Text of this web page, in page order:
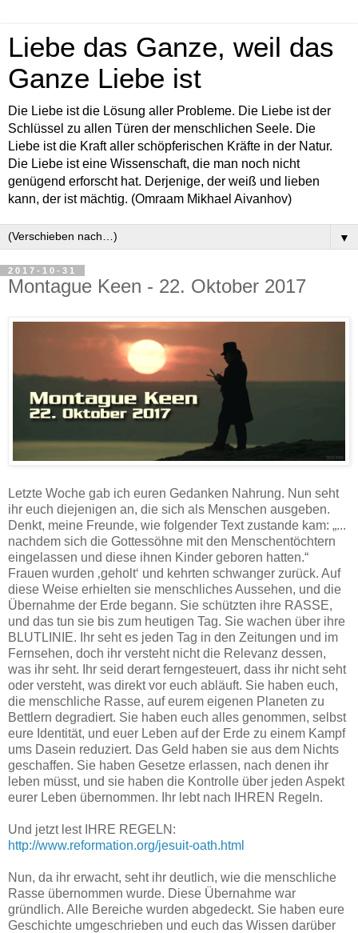
Liebe das Ganze, weil das
Ganze Liebe ist
Die Liebe ist die Lösung aller Probleme. Die Liebe ist der
Schlüssel zu allen Türen der menschlichen Seele. Die
Liebe ist die Kraft aller schöpferischen Kräfte in der Natur.
Die Liebe ist eine Wissenschaft, die man noch nicht
genügend erforscht hat. Derjenige, der weiß und lieben
kann, der ist mächtig. (Omraam Mikhael Aivanhov)
▼
2017-10-31
Montague Keen - 22. Oktober 2017
Letzte Woche gab ich euren Gedanken Nahrung. Nun seht
ihr euch diejenigen an, die sich als Menschen ausgeben.
Denkt, meine Freunde, wie folgender Text zustande kam: „...
nachdem sich die Gottessöhne mit den Menschentöchtern
eingelassen und diese ihnen Kinder geboren hatten.“
Frauen wurden ‚geholt‘ und kehrten schwanger zurück. Auf
diese Weise erhielten sie menschliches Aussehen, und die
Übernahme der Erde begann. Sie schützten ihre RASSE,
und das tun sie bis zum heutigen Tag. Sie wachen über ihre
BLUTLINIE. Ihr seht es jeden Tag in den Zeitungen und im
Fernsehen, doch ihr versteht nicht die Relevanz dessen,
was ihr seht. Ihr seid derart ferngesteuert, dass ihr nicht seht
oder versteht, was direkt vor euch abläuft. Sie haben euch,
die menschliche Rasse, auf eurem eigenen Planeten zu
Bettlern degradiert. Sie haben euch alles genommen, selbst
eure Identität, und euer Leben auf der Erde zu einem Kampf
ums Dasein reduziert. Das Geld haben sie aus dem Nichts
geschaffen. Sie haben Gesetze erlassen, nach denen ihr
leben müsst, und sie haben die Kontrolle über jeden Aspekt
eurer Leben übernommen. Ihr lebt nach IHREN Regeln.
Und jetzt lest IHRE REGELN:
http://www.reformation.org/jesuit-oath.html
Nun, da ihr erwacht, seht ihr deutlich, wie die menschliche
Rasse übernommen wurde. Diese Übernahme war
gründlich. Alle Bereiche wurden abgedeckt. Sie haben eure
Geschichte umgeschrieben und euch das Wissen darüber